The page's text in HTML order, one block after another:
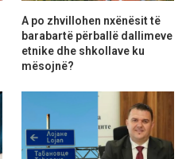
A po zhvillohen nxënësit të
barabartë përballë dallimeve
etnike dhe shkollave ku
mësojnë?